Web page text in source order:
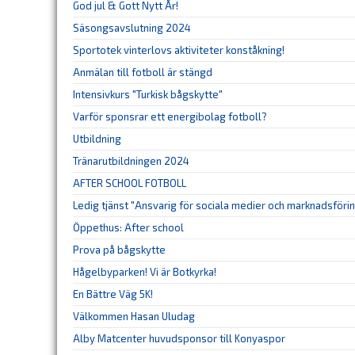
God jul & Gott Nytt År!
Säsongsavslutning 2024
Sportotek vinterlovs aktiviteter konståkning!
Anmälan till fotboll är stängd
Intensivkurs "Turkisk bågskytte"
Varför sponsrar ett energibolag fotboll?
Utbildning
Tränarutbildningen 2024
AFTER SCHOOL FOTBOLL
Ledig tjänst "Ansvarig för sociala medier och
Öppethus: After school
Prova på bågskytte
Hågelbyparken! Vi är Botkyrka!
En Bättre Väg 5K!
Välkommen Hasan Uludag
Alby Matcenter huvudsponsor till Konyaspor